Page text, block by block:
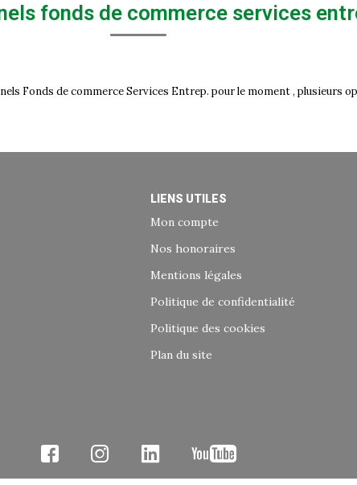
fonds de commerce services
Fonds de commerce Services Entrep. pour le moment , plusieurs
LIENS UTILES
Mon compte
Nos honoraires
Mentions légales
Politique de confidentialité
Politique des cookies
Plan du site